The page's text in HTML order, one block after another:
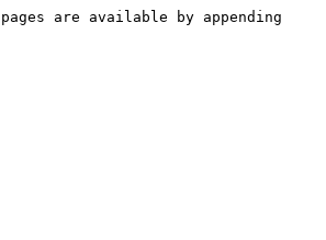
are available by appending